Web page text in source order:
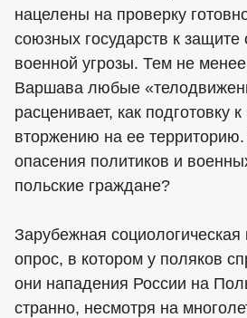
нацелены на проверку
союзных государств к защите
военной угрозы. Тем не
Варшава любые
расценивает, как подготовку
вторжению на ее
опасения политиков и
польские граждане?
Зарубежная
опрос, в котором у поляков
они нападения России на
странно, несмотря на